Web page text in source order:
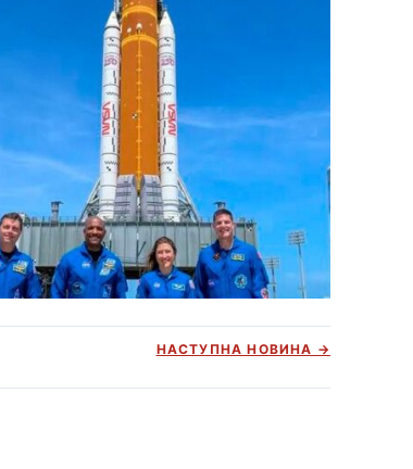
НАСТУПНА НОВИНА →